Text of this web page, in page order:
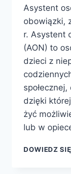
Asystent
obowiązki,
r. Asystent
(AON) to
dzieci z
dzięki
żyć
lub w
DOWIEDZ